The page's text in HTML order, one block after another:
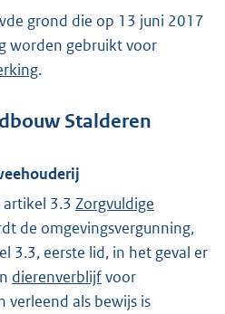
grond die op 13 juni 2017
worden gebruikt voor
.
Stalderen
3.3 Zorgvuldige
de omgevingsvergunning,
3.3, eerste lid, in het geval er
dierenverblijfvoor
verleend als bewijs is